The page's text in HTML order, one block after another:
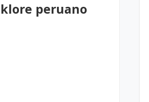
peruano